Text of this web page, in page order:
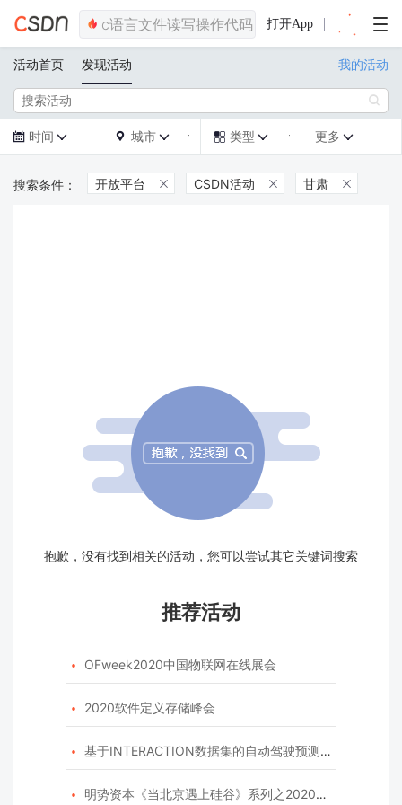
打开App
活动首页 发现活动 我的活动

 时间   城市   类型  更多 
开放平台  CSDN活动  甘肃 
抱歉，没有找到相关的活动，您可以尝试其它关键词搜索
推荐活动
 OFweek2020中国物联网在线展会
 2020软件定义存储峰会
 基于INTERACTION数据集的自动驾驶预测模型挑战赛
 明势资本《当北京遇上硅谷》系列之2020年度开源峰会